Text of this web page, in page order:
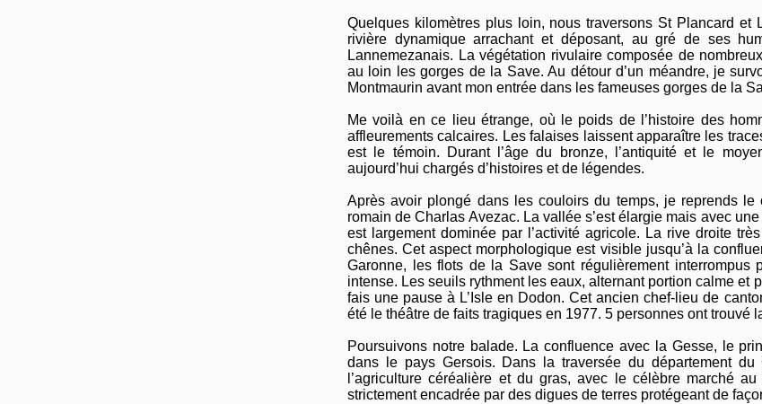
Quelques kilomètres plus loin, nous traversons St Plancard
rivière dynamique arrachant et déposant, au gré de ses
Lannemezanais. La végétation rivulaire composée de
au loin les gorges de la Save. Au détour d’un méandre, je
Montmaurin avant mon entrée dans les fameuses gorges de la
Me voilà en ce lieu étrange, où le poids de l’histoire des
affleurements calcaires. Les falaises laissent apparaître les
est le témoin. Durant l’âge du bronze, l’antiquité et le
aujourd’hui chargés d’histoires et de légendes.
Après avoir plongé dans les couloirs du temps, je reprends
romain de Charlas Avezac. La vallée s’est élargie mais avec
est largement dominée par l’activité agricole. La rive droite
chênes. Cet aspect morphologique est visible jusqu’à la
Garonne, les flots de la Save sont régulièrement interrompus
intense. Les seuils rythment les eaux, alternant portion calme et
fais une pause à L’Isle en Dodon. Cet ancien chef-lieu de
été le théâtre de faits tragiques en 1977. 5 personnes ont trouvé
Poursuivons notre balade. La confluence avec la Gesse, le
dans le pays Gersois. Dans la traversée du département
l’agriculture céréalière et du gras, avec le célèbre marché
strictement encadrée par des digues de terres protégeant de